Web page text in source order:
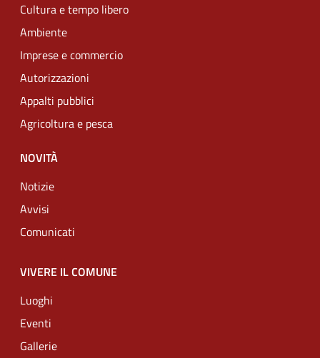
Cultura e tempo libero
Ambiente
Imprese e commercio
Autorizzazioni
Appalti pubblici
Agricoltura e pesca
NOVITÀ
Notizie
Avvisi
Comunicati
VIVERE IL COMUNE
Luoghi
Eventi
Gallerie